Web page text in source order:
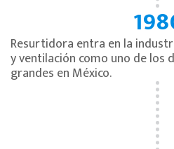
Resurtidora entra en la
y ventilación como uno de los
grandes en México.